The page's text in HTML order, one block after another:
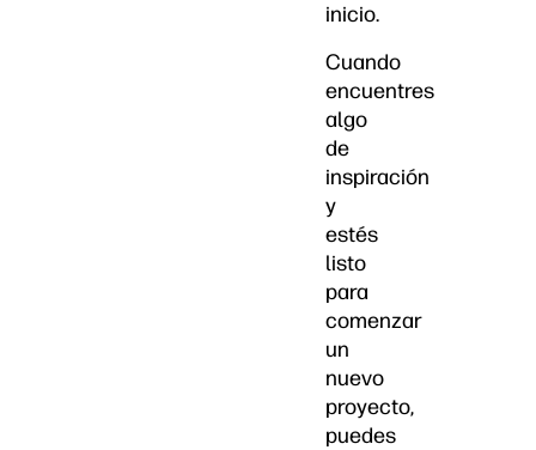
inicio.
Cuando
encuentres
algo
de
inspiración
y
estés
listo
para
comenzar
un
nuevo
proyecto,
puedes